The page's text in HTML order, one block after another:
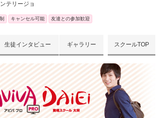
テリージョ
キャンセル可能 友達との参加歓迎
生徒インタビュー ギャラリー スクールTOP